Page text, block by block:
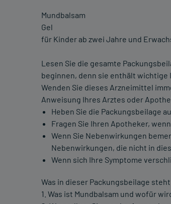
Mundbalsam
Gel
für Kinder ab zwei Jahre und
Lesen Sie die gesamte
beginnen, denn sie enthält wichtige
Wenden Sie dieses Arzneimittel
Anweisung Ihres Arztes oder
Heben Sie die Packungsbeilage
Fragen Sie Ihren Apotheker,
Wenn Sie Nebenwirkungen
Nebenwirkungen, die nicht in
Wenn sich Ihre Symptome
Was in dieser Packungsbeilage
1. Was ist Mundbalsam und wofür